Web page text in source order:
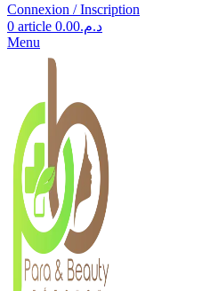
Connexion / Inscription
0 article د.م.0.00
Menu